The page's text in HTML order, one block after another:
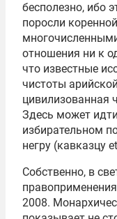
бесполезно, ибо
поросли
отношения ни к
что известные
чистоты
цивилизованная
Здесь может
избирательном
негру (кавказцу
Собственно, в
2008.